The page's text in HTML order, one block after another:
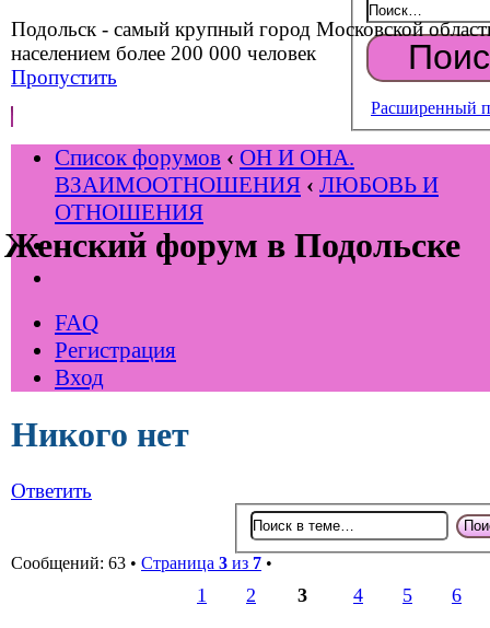
Подольск - самый крупный город Московской
населением более 200 000 человек
Пропустить
Женский форум в Подольске
Расширенный
Список форумов ‹ ОН И ОНА.
ВЗАИМООТНОШЕНИЯ ‹ ЛЮБОВЬ И
ОТНОШЕНИЯ
FAQ
Регистрация
Вход
Никого нет
Ответить
Сообщений: 63 • Страница 3 из 7 •
1 2 3 4 5 6